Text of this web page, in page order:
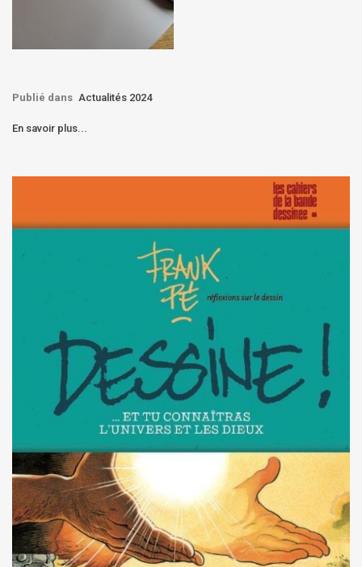
Publié dans Actualités 2024
En savoir plus...